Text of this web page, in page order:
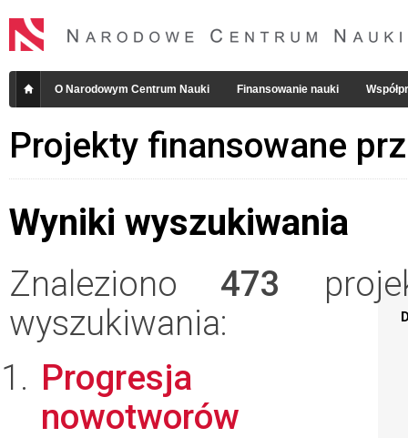
O Narodowym Centrum Nauki Finansowanie nauki
Projekty finansowane
Wyniki wyszukiwania
Znaleziono 473
wyszukiwania:
Progresja
nowotworów